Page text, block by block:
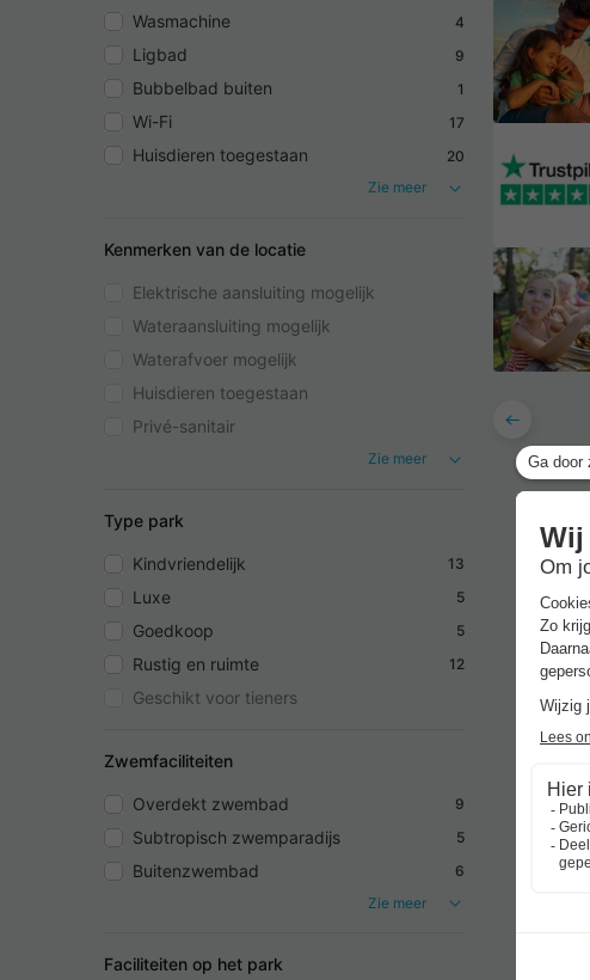
Wasmachine 4
Ligbad 9
Bubbelbad buiten 1
Wi-Fi 17
Huisdieren toegestaan
20
Zie meer
Kenmerken van de locatie
Elektrische aansluiting mogelijk
Wateraansluiting mogelijk
Waterafvoer mogelijk
Huisdieren toegestaan
Privé-sanitair
Zie meer
Type park
Kindvriendelijk 13
Luxe 5
Goedkoop 5
Rustig en ruimte 12
Geschikt voor tieners
Zwemfaciliteiten
Overdekt zwembad 9
Subtropisch zwemparadijs 5
Buitenzwembad
6
Zie meer
Faciliteiten op het park